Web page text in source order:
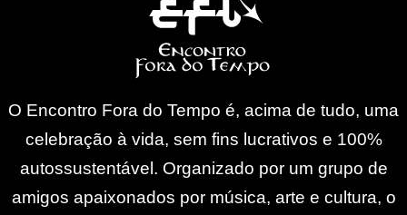
O Encontro Fora do Tempo é, acima de tudo, uma
celebração à vida, sem fins lucrativos e 100%
autossustentável. Organizado por um grupo de
amigos apaixonados por música, arte e cultura, o